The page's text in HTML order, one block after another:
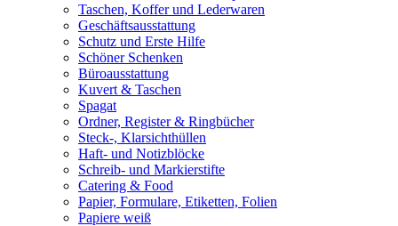
Taschen, Koffer und Lederwaren
Geschäftsausstattung
Schutz und Erste Hilfe
Schöner Schenken
Büroausstattung
Kuvert & Taschen
Spagat
Ordner, Register & Ringbücher
Steck-, Klarsichthüllen
Haft- und Notizblöcke
Schreib- und Markierstifte
Catering & Food
Papier, Formulare, Etiketten, Folien
Papiere weiß